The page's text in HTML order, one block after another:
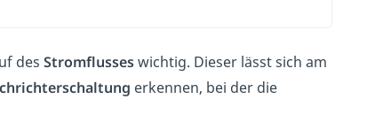
des Stromflusseswichtig. Dieser lässt sich am
erkennen, bei der die